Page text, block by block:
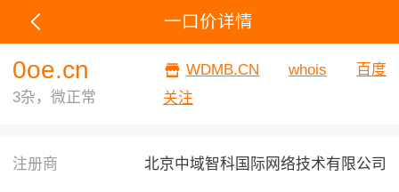
一口价详情
0oe.cn
3杂，微正常
WDMB.CN whois
百度
关注
注册商 北京中域智科国际网络技术有限公司